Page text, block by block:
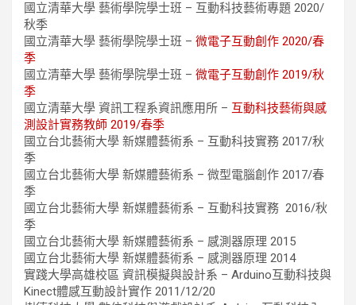
國立清華大學 藝術學院學士班 – 互動科技藝術專題 2020/
秋季
國立清華大學 藝術學院學士班 – 微電子互動創作 2020/春
季
國立清華大學 藝術學院學士班 – 微電子互動創作 2019/秋
季
國立清華大學 資訊工程系資訊應用所 – 互動科技藝術與感
測設計實務教師 2019/春季
國立台北藝術大學 新媒體藝術系 – 互動科技實務 2017/秋
季
國立台北藝術大學 新媒體藝術系 – 微型電腦創作 2017/春
季
國立台北藝術大學 新媒體藝術系 – 互動科技實務 2016/秋
季
國立台北藝術大學 新媒體藝術系 – 感測器原理 2015
國立台北藝術大學 新媒體藝術系 – 感測器原理 2014
實踐大學高雄校區 資訊模擬與設計系 – Arduino互動科技與
Kinect體感互動設計實作 2011/12/20